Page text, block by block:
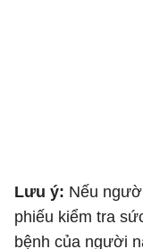
Lưu ý: Nếu
phiếu kiểm tra
bệnh của người